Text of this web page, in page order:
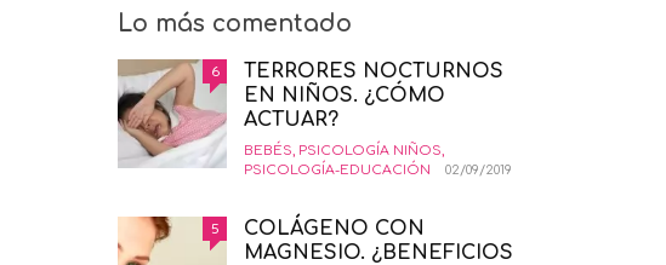
Lo más comentado
6
TERRORES NOCTURNOS
EN NIÑOS. ¿CÓMO
ACTUAR?
BEBÉS, PSICOLOGÍA NIÑOS,
PSICOLOGÍA-EDUCACIÓN
02/09/2019
5
COLÁGENO CON
MAGNESIO. ¿BENEFICIOS